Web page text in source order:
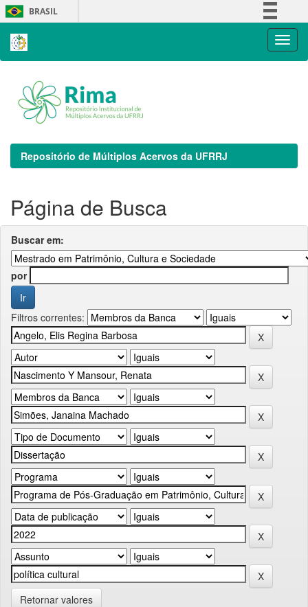
Skip
navigation
BRASIL
Repositório de Múltiplos Acervos da UFRRJ
Página de Busca
Buscar em:
por
Filtros correntes:
Retornar valores